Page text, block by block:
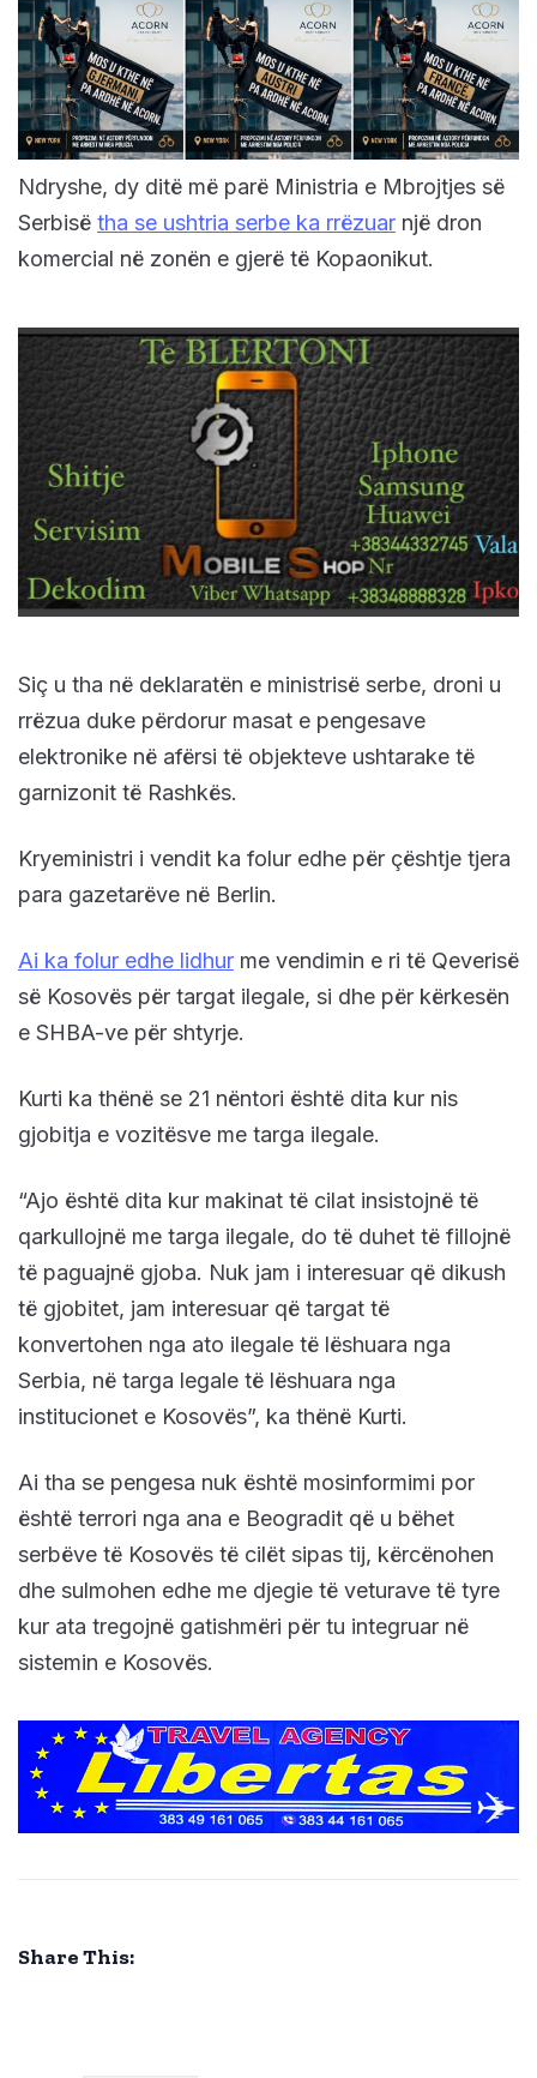
Ndryshe, dy ditë më parë Ministria e Mbrojtjes së
Serbisë tha se ushtria serbe ka rrëzuar një dron
komercial në zonën e gjerë të Kopaonikut.
Siç u tha në deklaratën e ministrisë serbe, droni u
rrëzua duke përdorur masat e pengesave
elektronike në afërsi të objekteve ushtarake të
garnizonit të Rashkës.
Kryeministri i vendit ka folur edhe për çështje tjera
para gazetarëve në Berlin.
Ai ka folur edhe lidhur me vendimin e ri të Qeverisë
së Kosovës për targat ilegale, si dhe për kërkesën
e SHBA-ve për shtyrje.
Kurti ka thënë se 21 nëntori është dita kur nis
gjobitja e vozitësve me targa ilegale.
“Ajo është dita kur makinat të cilat insistojnë të
qarkullojnë me targa ilegale, do të duhet të fillojnë
të paguajnë gjoba. Nuk jam i interesuar që dikush
të gjobitet, jam interesuar që targat të
konvertohen nga ato ilegale të lëshuara nga
Serbia, në targa legale të lëshuara nga
institucionet e Kosovës”, ka thënë Kurti.
Ai tha se pengesa nuk është mosinformimi por
është terrori nga ana e Beogradit që u bëhet
serbëve të Kosovës të cilët sipas tij, kërcënohen
dhe sulmohen edhe me djegie të veturave të tyre
kur ata tregojnë gatishmëri për tu integruar në
sistemin e Kosovës.
Share This: